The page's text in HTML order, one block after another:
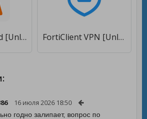
VLC for Android [Unlocked] FortiClient VPN [Unlocked]
16 июля 2026 18:50
годно залипает, вопрос по